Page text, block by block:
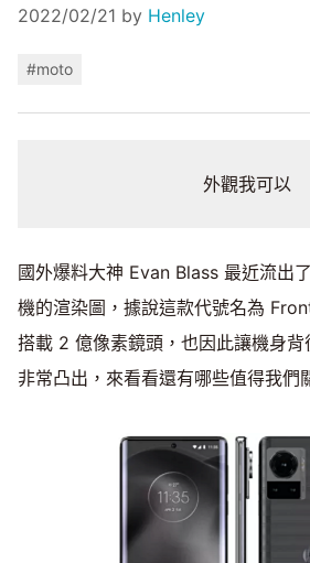
2022/02/21 by Henley
#moto
外觀我可以
國外爆料大神 Evan Blass 最近流出
機的渲染圖，據說這款代號名為
搭載 2 億像素鏡頭，也因此讓機身
非常凸出，來看看還有哪些值得我們